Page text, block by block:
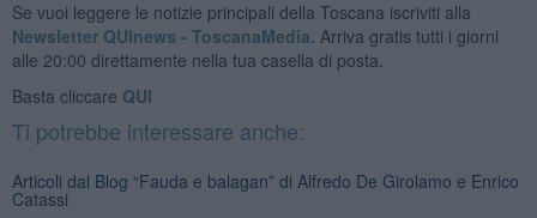
Se vuoi leggere le notizie principali della Toscana iscriviti alla
Newsletter QUInews - ToscanaMedia. Arriva gratis tutti i giorni
alle 20:00 direttamente nella tua casella di posta.
Basta cliccare QUI
Ti potrebbe interessare anche:
Articoli dal Blog “Fauda e balagan” di Alfredo De Girolamo e Enrico
Catassi